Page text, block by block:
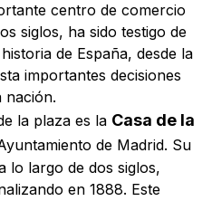
centro de comercio
siglos, ha sido testigo de
de España, desde la
importantes decisiones
nación.
la plaza es la Casa de la
de Madrid. Su
lo largo de dos siglos,
en 1888. Este